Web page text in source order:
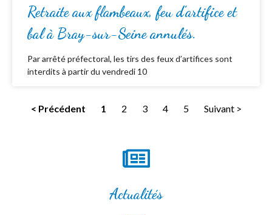
Retraite aux flambeaux, feu d’artifice et
bal à Bray-sur-Seine annulés.
Par arrêté préfectoral, les tirs des feux d’artifices sont
interdits à partir du vendredi 10
< Précédent 1 2 3 4 5 Suivant >
Actualités